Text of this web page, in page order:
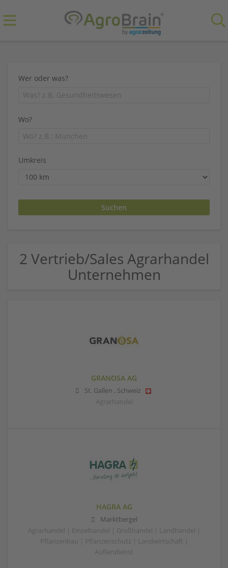
Wer oder was?
Wo?
Umkreis
2 Vertrieb/Sales Agrarhandel
Unternehmen
GRANOSA AG
St. Gallen , Schweiz
Agrarhandel
HAGRA AG
Marktbergel
Agrarhandel | Einzelhandel | Großhandel | Landhandel |
Pflanzenbau | Pflanzenschutz | Landwirtschaft |
Außendienst